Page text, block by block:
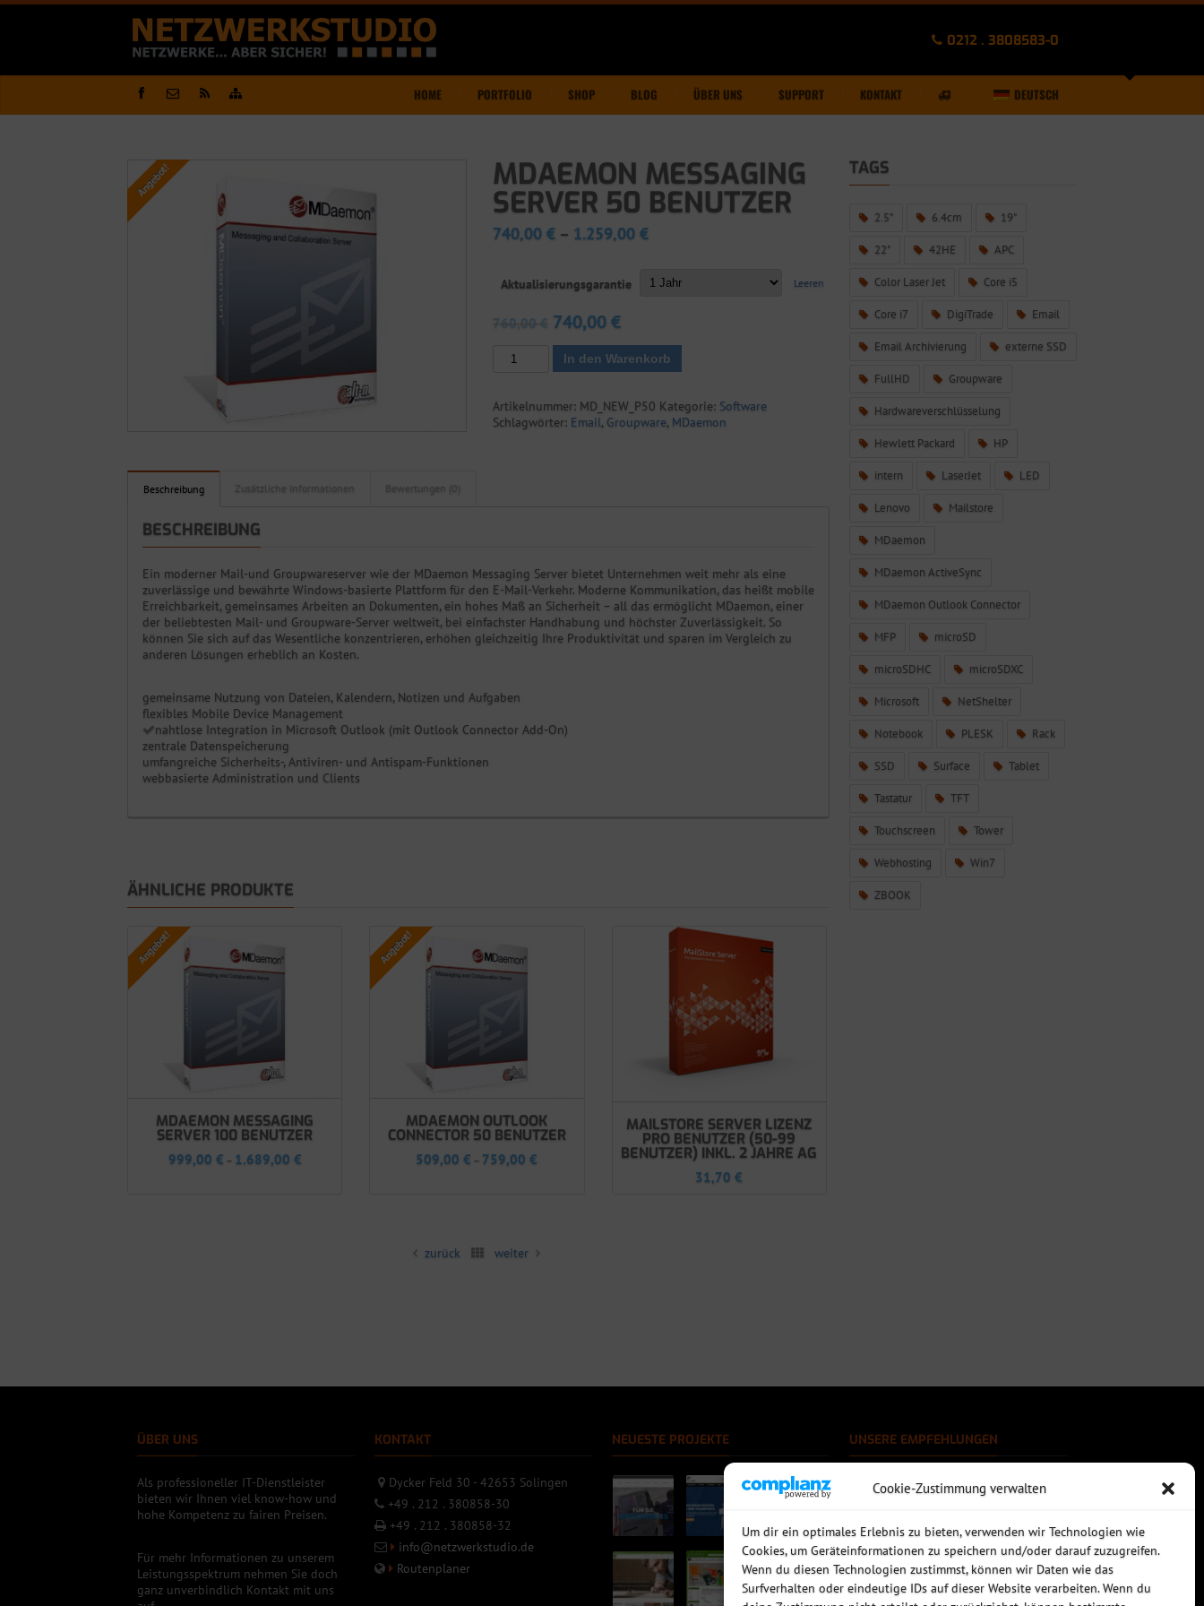
Cookie-Zustimmung verwalten
Um dir ein optimales Erlebnis zu bieten, verwenden wir Technologien wie
Cookies, um Geräteinformationen zu speichern und/oder darauf zuzugreifen.
Wenn du diesen Technologien zustimmst, können wir Daten wie das
Surfverhalten oder eindeutige IDs auf dieser Website verarbeiten. Wenn du
0212 . 3808583-0
HOME PORTFOLIO SHOP BLOG ÜBER UNS SUPPORT KONTAKT DEUTSCH
Angebot! MDAEMON MESSAGING
SERVER 50 BENUTZER
740,00 €– 1.259,00 €
Aktualisierungsgarantie Leeren
760,00 € 740,00€
MDaemon
Messaging
50
Benutzer
Menge
In den Warenkorb
Artikelnummer: MD_NEW_P50 Kategorie: Software
Schlagwörter: Email, Groupware, MDaemon
Beschreibung
BESCHREIBUNG
Ein moderner Mail-und Groupwareserver wie der MDaemon Messaging Server bietet Unternehmen weit mehr als eine
zuverlässige und bewährte Windows-basierte Plattform für den E-Mail-Verkehr. Moderne Kommunikation, das heißt mobile
Erreichbarkeit, gemeinsames Arbeiten an Dokumenten, ein hohes Maß an Sicherheit – all das ermöglicht MDaemon, einer
der beliebtesten Mail- und Groupware-Server weltweit, bei einfachster Handhabung und höchster Zuverlässigkeit. So
können Sie sich auf das Wesentliche konzentrieren, erhöhen gleichzeitig Ihre Produktivität und sparen im Vergleich zu
anderen Lösungen erheblich an Kosten.
gemeinsame Nutzung von Dateien, Kalendern, Notizen und Aufgaben
flexibles Mobile Device Management
nahtlose Integration in Microsoft Outlook (mit Outlook Connector Add-On)
zentrale Datenspeicherung
umfangreiche Sicherheits-, Antiviren- und Antispam-Funktionen
webbasierte Administration und Clients
ÄHNLICHE PRODUKTE
Angebot!
MDAEMON MESSAGING
SERVER 100 BENUTZER
999,00 € – 1.689,00 €
Angebot!
MDAEMON OUTLOOK
CONNECTOR 50 BENUTZER
509,00€ – 759,00€
MAILSTORE SERVER LIZENZ
PRO BENUTZER (50-99
BENUTZER) INKL. 2 JAHRE AG
31,70€
zurück weiter
TAGS
2.5" 6.4cm 19"
22" 42HE APC
Color Laser Jet Core i5
Core i7 DigiTrade Email
Email Archivierung externe SSD
FullHD Groupware
Hardwareverschlüsselung
Hewlett Packard HP
intern LaserJet LED
Lenovo Mailstore
MDaemon
MDaemon ActiveSync
MDaemon Outlook Connector
MFP microSD
microSDHC microSDXC
Microsoft NetShelter
Notebook PLESK Rack
SSD Surface Tablet
Tastatur TFT
Touchscreen Tower
Webhosting Win7
ZBOOK
ÜBER UNS
Als professioneller IT-Dienstleister
bieten wir Ihnen viel know-how und
hohe Kompetenz zu fairen Preisen.
Für mehr Informationen zu unserem
Leistungsspektrum nehmen Sie doch
ganz unverbindlich Kontakt mit uns
KONTAKT
Dycker Feld 30 - 42653 Solingen
+49 . 212 . 380858-30
+49 . 212 . 380858-32
info@netzwerkstudio.de
Routenplaner
NEUESTE PROJEKTE UNSERE EMPFEHLUNGEN
Rechtssichere Email-Archivierung
MDaemon Mail- & Groupwareserver
Sophos UTM - Mehr als eine Firewall